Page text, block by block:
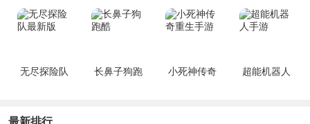
河冒险手游
重生手机版
无尽探险队
长鼻子狗跑
小死神传奇
超能机器人
最新排行